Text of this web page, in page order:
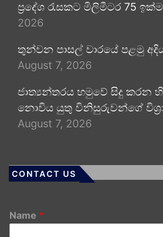
ප්‍රදේශ රැසකට මිලිමීටර 75
2026
තුන්වන පාසල් වාරයේ පළමු
August 7, 2026
ජාත්‍යන්තරය හමුවේ සිදු කරන
නොවිය යුතු විනිසුරුවන්ගේ
August 7, 2026
CONTACT US
Name *